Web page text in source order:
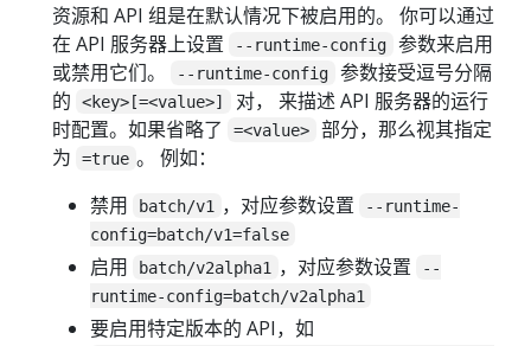
资源和 API 组是在默认情况下被启用的。 你可以通过
在 API 服务器上设置
--runtime-config
参数来启用
或禁用它们。
--runtime-config
参数接受逗号分隔
的
<key>[=<value>]
对， 来描述 API 服务器的运行
时配置。如果省略了
=<value>
部分，那么视其指定
为
=true 。 例如：
禁用
batch/v1 ，对应参数设置
--runtime-
config=batch/v1=false
启用 batch/v2alpha1 ，对应参数设置
--
runtime-config=batch/v2alpha1
要启用特定版本的 API，如